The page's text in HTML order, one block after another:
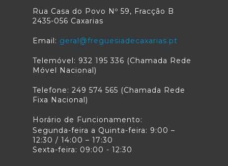
Rua Casa do Povo Nº 59, Fracção B
2435-056 Caxarias
Email: geral@freguesiadecaxarias.pt
Telemóvel: 932 195 336 (Chamada Rede
Móvel Nacional)
Telefone: 249 574 565 (Chamada Rede
Fixa Nacional)
Horário de Funcionamento:
Segunda-feira a Quinta-feira: 9:00 –
12:30 / 14:00 – 17:30
Sexta-feira: 09:00 - 12:30